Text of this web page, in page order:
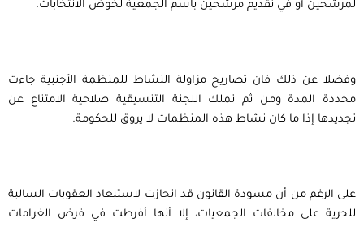
لمرشحين أو في تقديم مرشحين باسم الجمعية لخوض الانتخابات.
وفضلا عن ذلك فان تصاريح مزاولة النشاط للمنظمة الأجنبية جاءت
محددة المدة ومن ثم تملك اللجنة التنسيقية صلاحية الامتناع عن
تجديدها إذا ما كان نشاط هذه المنظمات لا يروق للحكومة.
على الرغم من أن مسودة القانون قد انحازت لاستبعاد العقوبات السالبة
للحرية على مخالفات الجمعيات، إلا أنها أفرطت في فرض الغرامات